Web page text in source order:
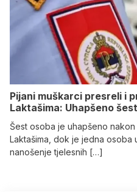
Pijani muškarci presreli i
Laktašima: Uhapšeno
Šest osoba je uhapšeno
Laktašima, dok je jedna osoba
nanošenje tjelesnih […]